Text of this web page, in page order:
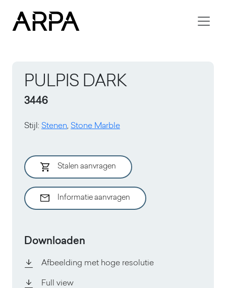
PULPIS DARK
3446
Stijl : Stenen, Stone Marble
Stalen aanvragen
Informatie aanvragen
Downloaden
Afbeelding met hoge resolutie
Full view